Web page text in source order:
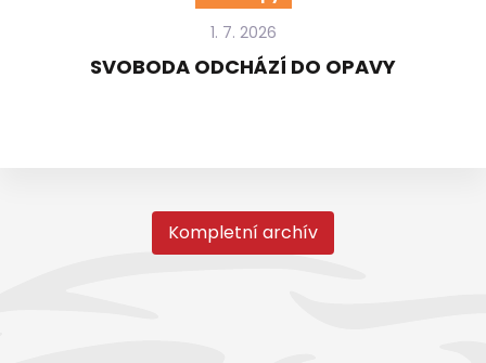
1. 7. 2026
SVOBODA ODCHÁZÍ DO OPAVY
Kompletní archív